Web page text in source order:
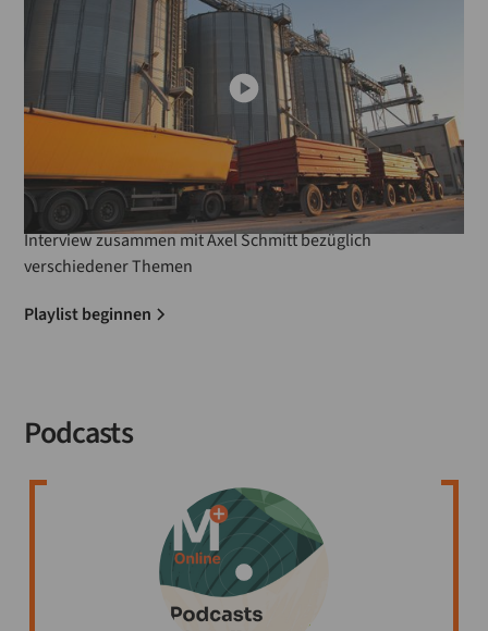
Interviews mit Axel Schmitt
Interview zusammen mit Axel Schmitt bezüglich
verschiedener Themen
Playlist beginnen
Podcasts